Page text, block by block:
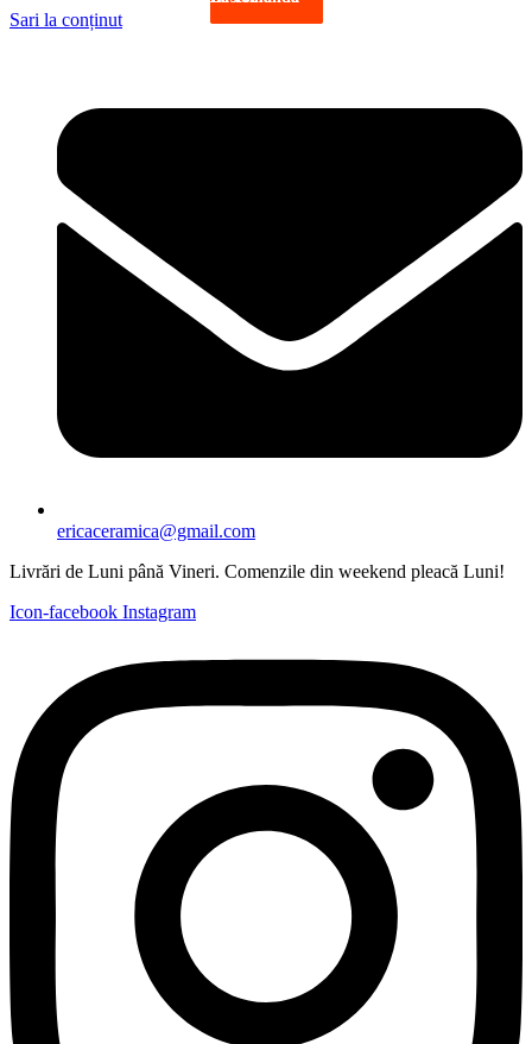
Sari la conținut
ericaceramica@gmail.com
Livrări de Luni până Vineri. Comenzile din weekend pleacă Luni!
Icon-facebook Instagram